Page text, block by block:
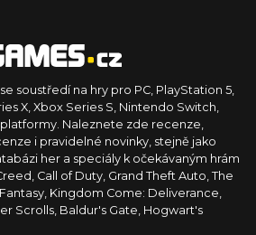
soustředí na hry pro PC, PlayStation 5,
X, Xbox Series S, Nintendo Switch,
platformy. Naleznete zde recenze,
i pravidelné novinky, stejně jako
her a speciály k očekávaným hrám
Call of Duty, Grand Theft Auto, The
Kingdom Come: Deliverance,
Scrolls, Baldur's Gate, Hogwart's